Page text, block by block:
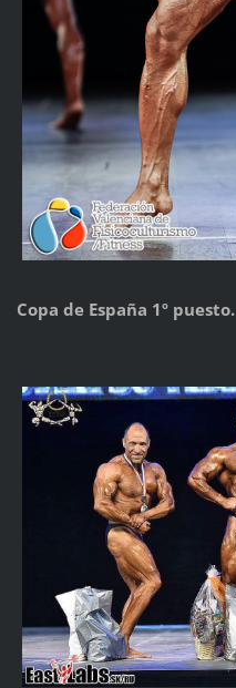
Copa de España 1º puesto.